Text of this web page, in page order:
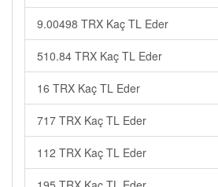
9.00498 TRX Kaç TL Eder
510.84 TRX Kaç TL Eder
16 TRX Kaç TL Eder
717 TRX Kaç TL Eder
112 TRX Kaç TL Eder